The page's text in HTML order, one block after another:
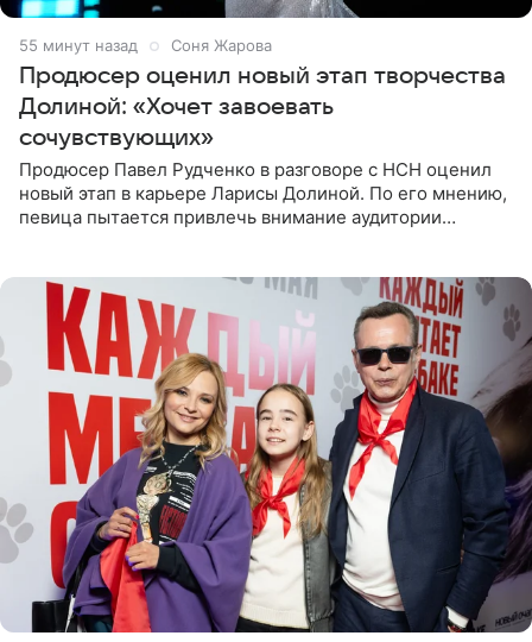
55 минут назад Соня Жарова
Продюсер оценил новый этап творчества
Долиной: «Хочет завоевать
сочувствующих»
Продюсер Павел Рудченко в разговоре с НСН оценил
новый этап в карьере Ларисы Долиной. По его мнению,
певица пытается привлечь внимание аудитории